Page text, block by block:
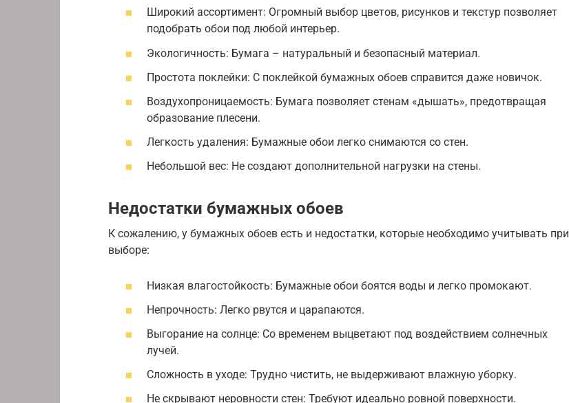
Широкий ассортимент: Огромный выбор цветов, рисунков и текстур позволяет
подобрать обои под любой интерьер.
Экологичность: Бумага – натуральный и безопасный материал.
Простота поклейки: С поклейкой бумажных обоев справится даже новичок.
Воздухопроницаемость: Бумага позволяет стенам «дышать», предотвращая
образование плесени.
Легкость удаления: Бумажные обои легко снимаются со стен.
Небольшой вес: Не создают дополнительной нагрузки на стены.
Недостатки бумажных обоев
К сожалению, у бумажных обоев есть и недостатки, которые необходимо учитывать при
выборе:
Низкая влагостойкость: Бумажные обои боятся воды и легко промокают.
Непрочность: Легко рвутся и царапаются.
Выгорание на солнце: Со временем выцветают под воздействием солнечных
лучей.
Сложность в уходе: Трудно чистить, не выдерживают влажную уборку.
Не скрывают неровности стен: Требуют идеально ровной поверхности.